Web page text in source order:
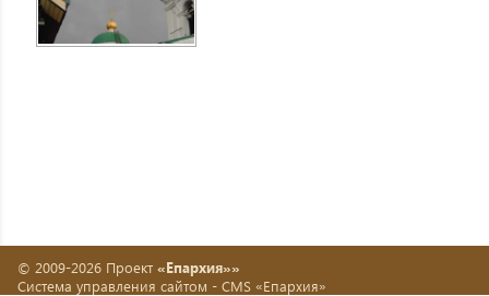
© 2009-2026 Проект «Епархия»»
Система управления сайтом - CMS «Епархия»